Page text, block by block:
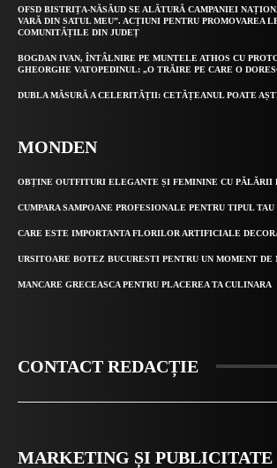
OFSD BISTRIȚA-NĂSĂUD SE ALĂTURĂ CAMPANIEI
VARĂ DIN SATUL MEU”. ACȚIUNI PENTRU PROMOVAREA
COMUNITĂȚILE DIN JUDEȚ
BOGDAN IVAN, ÎNTÂLNIRE PE MUNTELE ATHOS CU
GHEORGHE VATOPEDINUL: „O TRĂIRE PE CARE O
DUBLA MĂSURĂ A CELERITĂȚII: CETĂȚEANUL POATE
MONDEN
OBȚINE OUTFITURI ELEGANTE ȘI FEMININE CU PĂLĂRII
CUMPARA SAMPOANE PROFESIONALE PENTRU TIPUL TAU
CARE ESTE IMPORTANTA FLORILOR ARTIFICIALE
URSITOARE BOTEZ BUCURESTI PENTRU UN MOMENT DE
MANCARE GRECEASCA PENTRU PLACEREA TA CULINARA
CONTACT REDACȚIE
MARKETING ȘI PUBLICITATE